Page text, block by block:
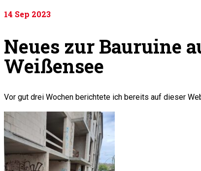
14 Sep 2023
Neues zur Bauruine
Weißensee
Vor gut drei Wochen berichtete ich bereits auf dieser